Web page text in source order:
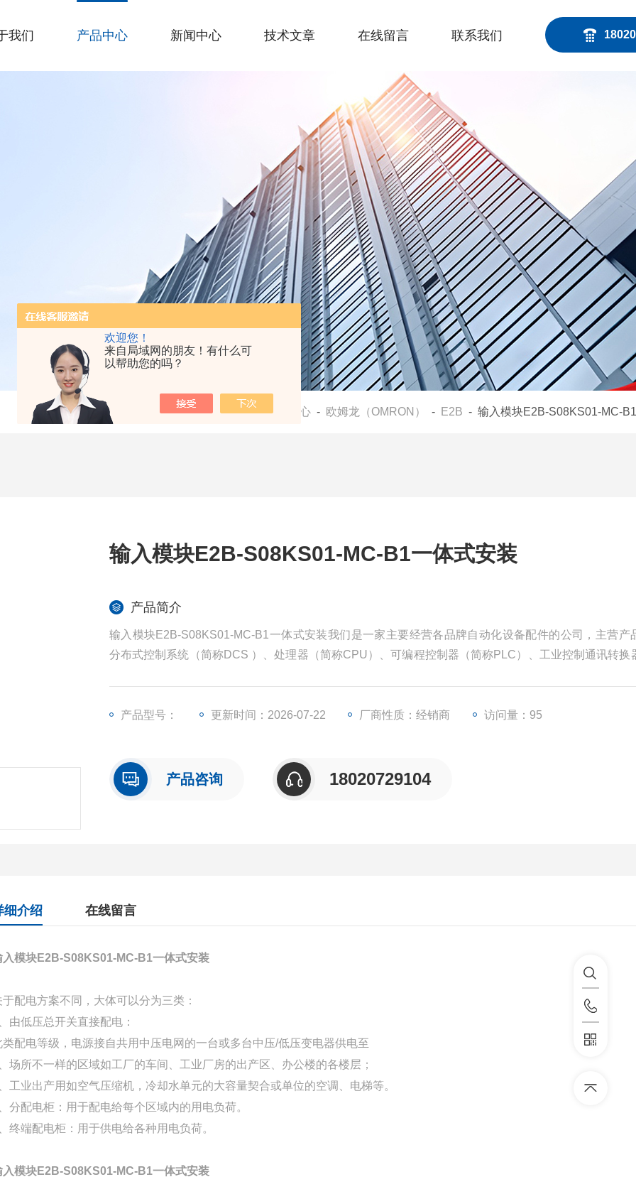
欢迎您！
来自局域网的朋友！有什么可
以帮助您的吗？
我们 产品中心 新闻中心 技术文章 在线留言 联系我们
当前位置：首页-产品中心 - 欧姆龙（OMRON） - E2B - 输入模块E2B-S08KS01-MC-
输入模块E2B-S08KS01-MC-B1一体式安装
产品简介
输入模块E2B-S08KS01-MC-B1一体式安装我们是一家主要经营各品牌自动化设备配件的公司，主营产
分布式控制系统（简称DCS ）、处理器（简称CPU）、可编程控制器（简称PLC）、工业控制通讯转换
产品型号： 更新时间：2026-07-22 厂商性质：经销商 访问量：95
产品咨询 18020729104
细介绍 在线留言
入模块E2B-S08KS01-MC-B1一体式安装
于配电方案不同，大体可以分为三类：
由低压总开关直接配电：
类配电等级，电源接自共用中压电网的一台或多台中压/低压变电器供电至
场所不一样的区域如工厂的车间、工业厂房的出产区、办公楼的各楼层；
工业出产用如空气压缩机，冷却水单元的大容量契合或单位的空调、电梯等。
分配电柜：用于配电给每个区域内的用电负荷。
终端配电柜：用于供电给各种用电负荷。
入模块E2B-S08KS01-MC-B1一体式安装